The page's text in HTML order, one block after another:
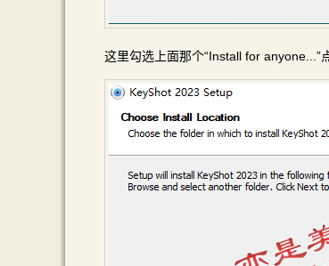
这里勾选上面那个“Install for anyone...”点